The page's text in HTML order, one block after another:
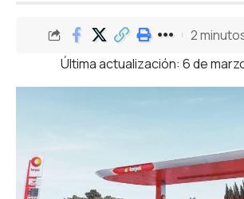
Última actualización: 6 de
2